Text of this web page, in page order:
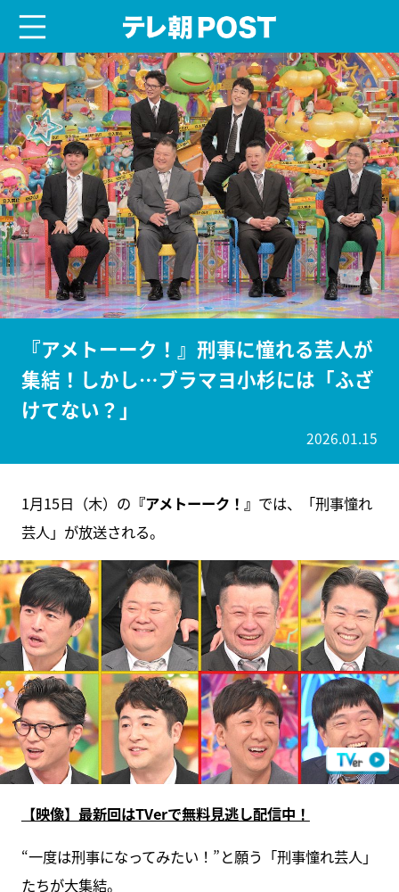
『アメトーーク！』刑事に憧れる芸人が
集結！しかし…ブラマヨ小杉には「ふざ
けてない？」
2026.01.15
1月15日（木）の 『アメトーーク！』 では、「刑事憧れ
芸人」が放送される。
【映像】最新回はTVerで無料見逃し配信中！
“一度は刑事になってみたい！”と願う「刑事憧れ芸人」
たちが大集結。